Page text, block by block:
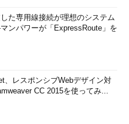
た専用線接続が理想のシステム
ンパワーが「ExpressRoute」を
、レスポンシブWebデザイン対
CC 2015を使ってみ...